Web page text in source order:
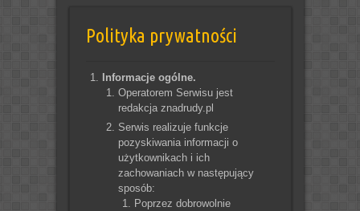
Polityka prywatności
Informacje ogólne.
Operatorem Serwisu jest
redakcja znadrudy.pl
Serwis realizuje funkcje
pozyskiwania informacji o
użytkownikach i ich
zachowaniach w następujący
sposób:
Poprzez dobrowolnie